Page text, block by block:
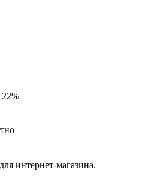
интернет-магазина.